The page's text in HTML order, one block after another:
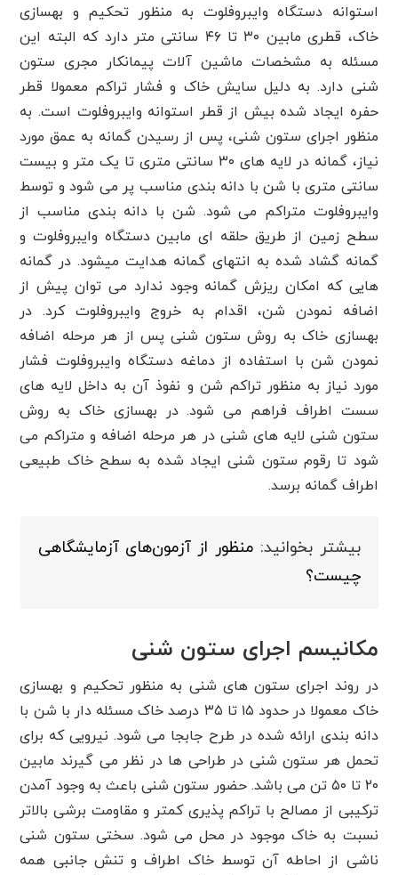
استوانه دستگاه وایبروفلوت به منظور تحکیم و بهسازی
خاک، قطری مابین ۳۰ تا ۴۶ سانتی متر دارد که البته این
مسئله به مشخصات ماشین آلات پیمانکار مجری ستون
شنی دارد. به دلیل سایش خاک و فشار تراکم معمولا قطر
حفره ایجاد شده بیش از قطر استوانه وایبروفلوت است. به
منظور اجرای ستون شنی، پس از رسیدن گمانه به عمق مورد
نیاز، گمانه در لایه های ۳۰ سانتی متری تا یک متر و بیست
سانتی متری با شن با دانه بندی مناسب پر می شود و توسط
وایبروفلوت متراکم می شود. شن با دانه بندی مناسب از
سطح زمین از طریق حلقه ای مابین دستگاه وایبروفلوت و
گمانه گشاد شده به انتهای گمانه هدایت میشود. در گمانه
هایی که امکان ریزش گمانه وجود ندارد می توان پیش از
اضافه نمودن شن، اقدام به خروج وایبروفلوت کرد. در
بهسازی خاک به روش ستون شنی پس از هر مرحله اضافه
نمودن شن با استفاده از دماغه دستگاه وایبروفلوت فشار
مورد نیاز به منظور تراکم شن و نفوذ آن به داخل لایه های
سست اطراف فراهم می شود. در بهسازی خاک به روش
ستون شنی لایه های شنی در هر مرحله اضافه و متراکم می
شود تا رقوم ستون شنی ایجاد شده به سطح خاک طبیعی
اطراف گمانه برسد.
بیشتر بخوانید: منظور از آزمون‌های آزمایشگاهی
چیست؟
مکانیسم اجرای ستون شنی
در روند اجرای ستون های شنی به منظور تحکیم و بهسازی
خاک معمولا در حدود ۱۵ تا ۳۵ درصد خاک مسئله دار با شن با
دانه بندی ارائه شده در طرح جابجا می شود. نیرویی که برای
تحمل هر ستون شنی در طراحی ها در نظر می گیرند مابین
۲۰ تا ۵۰ تن می باشد. حضور ستون شنی باعث به وجود آمدن
ترکیبی از مصالح با تراکم پذیری کمتر و مقاومت برشی بالاتر
نسبت به خاک موجود در محل می شود. سختی ستون شنی
ناشی از احاطه آن توسط خاک اطراف و تنش جانبی همه